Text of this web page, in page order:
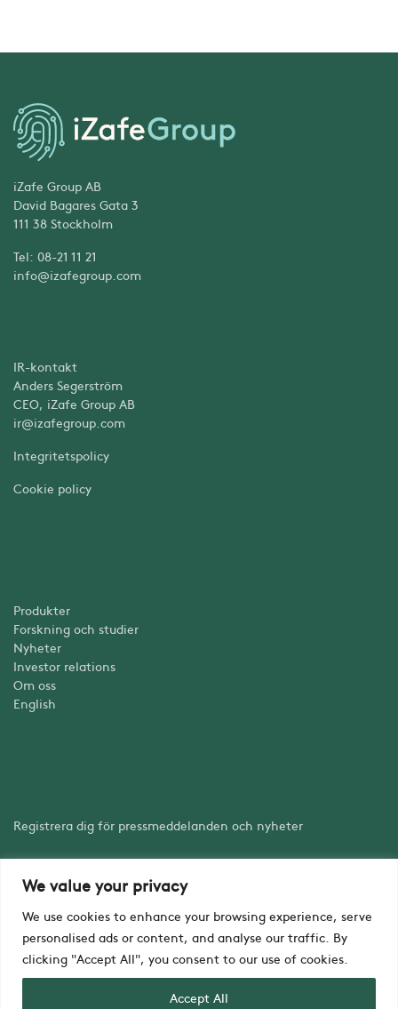
We value your privacy
We use cookies to enhance your browsing experience, serve
personalised ads or content, and analyse our traffic. By
clicking "Accept All", you consent to our use of cookies.
Accept All
iZafe Group AB
David Bagares Gata 3
111 38 Stockholm
Tel: 08-21 11 21
info@izafegroup.com
IR-kontakt
Anders Segerström
CEO, iZafe Group AB
ir@izafegroup.com
Integritetspolicy
Cookie policy
Produkter
Forskning och studier
Nyheter
Investor relations
Om oss
English
Registrera dig för pressmeddelanden och nyheter
Registrera dig